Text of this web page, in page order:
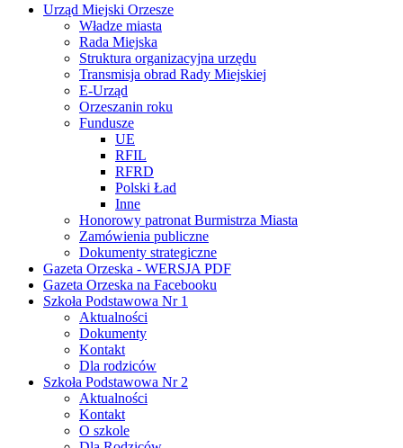
Urząd Miejski Orzesze
Władze miasta
Rada Miejska
Struktura organizacyjna urzędu
Transmisja obrad Rady Miejskiej
E-Urząd
Orzeszanin roku
Fundusze
UE
RFIL
RFRD
Polski Ład
Inne
Honorowy patronat Burmistrza Miasta
Zamówienia publiczne
Dokumenty strategiczne
Gazeta Orzeska - WERSJA PDF
Gazeta Orzeska na Facebooku
Szkoła Podstawowa Nr 1
Aktualności
Dokumenty
Kontakt
Dla rodziców
Szkoła Podstawowa Nr 2
Aktualności
Kontakt
O szkole